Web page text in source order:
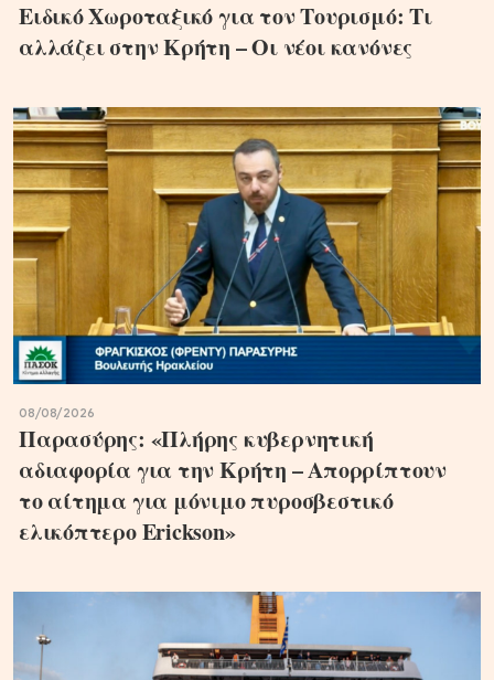
Ειδικό Χωροταξικό για τον Τουρισμό: Τι
αλλάζει στην Κρήτη – Οι νέοι κανόνες
08/08/2026
Παρασύρης: «Πλήρης κυβερνητική
αδιαφορία για την Κρήτη – Απορρίπτουν
το αίτημα για μόνιμο πυροσβεστικό
ελικόπτερο Erickson»